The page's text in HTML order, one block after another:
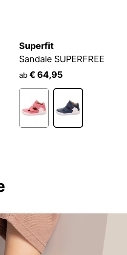
Superfit
Sandale SUPERFREE
ab € 64,95